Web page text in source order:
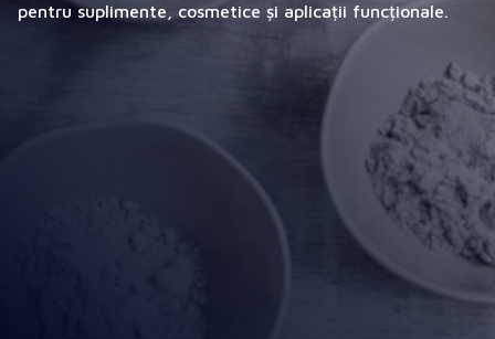
pentru suplimente, cosmetice și aplicații funcționale.